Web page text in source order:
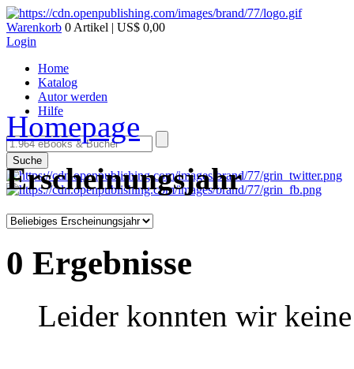
Warenkorb 0 Artikel | US$ 0,00
Login
Home
Katalog
Autor werden
Hilfe
Suche
Homepage
Erscheinungsjahr
0 Ergebnisse
Leider konnten wir